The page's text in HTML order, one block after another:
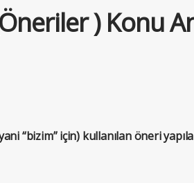
) Konu
“bizim” için) kullanılan öneri